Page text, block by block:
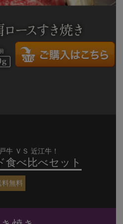
牛 ＶＳ 近江牛！
食べ比べセット
料無料